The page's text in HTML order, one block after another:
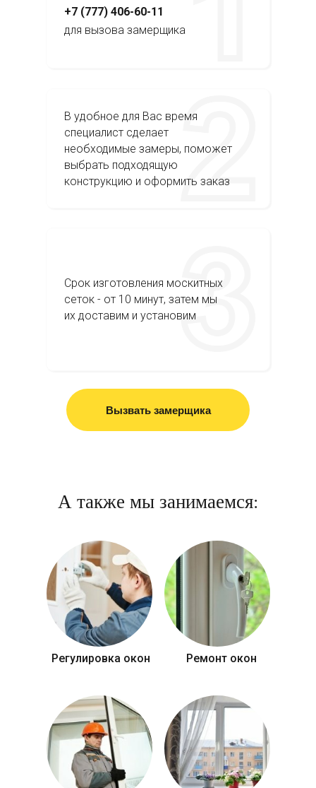
В удобное для Вас время
специалист сделает
необходимые замеры, поможет
выбрать подходящую
конструкцию и оформить заказ
Срок изготовления москитных
сеток - от 10 минут, затем мы
их доставим и установим
+7 (777) 406-60-11
для вызова замерщика
Вызвать замерщика
А также мы занимаемся:
Регулировка окон Ремонт окон